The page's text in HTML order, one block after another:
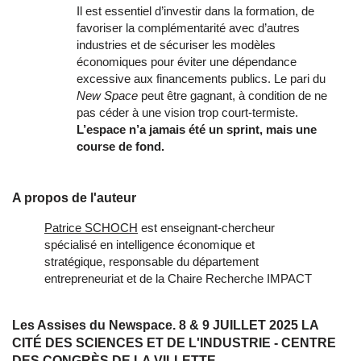
Il est essentiel d’investir dans la formation, de
favoriser la complémentarité avec d’autres
industries et de sécuriser les modèles
économiques pour éviter une dépendance
excessive aux financements publics. Le pari du
New Space peut être gagnant, à condition de ne
pas céder à une vision trop court-termiste.
L’espace n’a jamais été un sprint, mais une
course de fond.
A propos de l'auteur
Patrice SCHOCH est enseignant-chercheur
spécialisé en intelligence économique et
stratégique, responsable du département
entrepreneuriat et de la Chaire Recherche IMPACT
Les Assises du Newspace. 8 & 9 JUILLET 2025 LA
CITÉ DES SCIENCES ET DE L'INDUSTRIE - CENTRE